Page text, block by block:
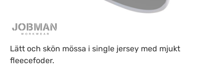
Lätt och skön mössa i single jersey med mjukt
fleecefoder.